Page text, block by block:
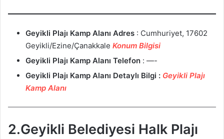
Geyikli Plajı Kamp Alanı Adres : Cumhuriyet, 17602
Geyikli/Ezine/Çanakkale Konum Bilgisi
Geyikli Plajı Kamp Alanı Telefon : —-
Geyikli Plajı Kamp Alanı Detaylı Bilgi : Geyikli Plajı
Kamp Alanı
2.Geyikli Belediyesi Halk Plajı